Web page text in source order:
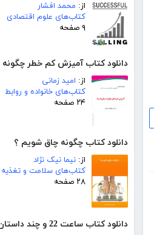
از: محمد افشار
کتاب‌های علوم اقتصادی
۹ صفحه
دانلود کتاب آمیزش کم خطر
از: امید زمانی
کتاب‌های خانواده و روابط
۲۴ صفحه
دانلود کتاب چگونه چاق شویم ؟
از: نیما نیک نژاد
کتاب‌های سلامت و تغذیه
۲۸ صفحه
دانلود کتاب ساعت 22 و چند داستان دیگر